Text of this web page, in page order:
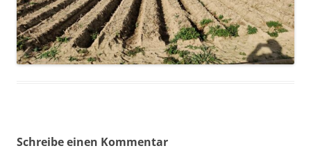
Schreibe einen Kommentar